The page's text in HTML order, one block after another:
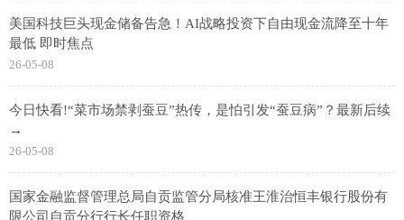
美国科技巨头现金储备告急！AI战略投资下自由现金流降至十年
最低 即时焦点
26-05-08
今日快看!“菜市场禁剥蚕豆”热传，是怕引发“蚕豆病”？最新后续
→
26-05-08
国家金融监督管理总局自贡监管分局核准王淮治恒丰银行股份有
限公司自贡分行行长任职资格